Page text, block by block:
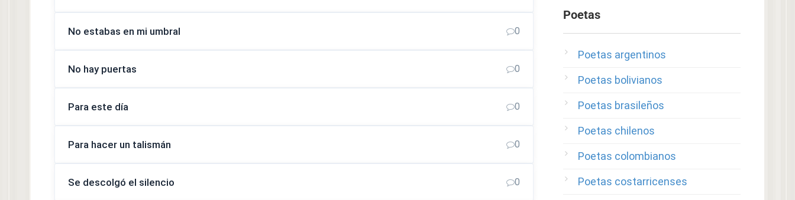
No estabas en mi umbral 0
No hay puertas 0
Para este día 0
Para hacer un talismán 0
Se descolgó el silencio 0
Poetas
Poetas argentinos
Poetas bolivianos
Poetas brasileños
Poetas chilenos
Poetas colombianos
Poetas costarricenses